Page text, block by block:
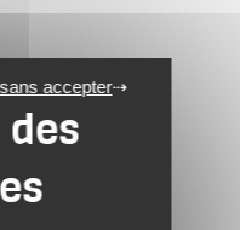
accepter